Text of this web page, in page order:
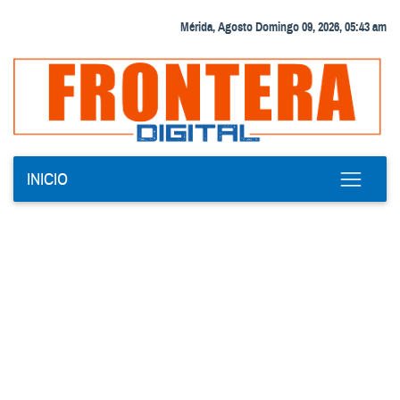
Mérida, Agosto Domingo 09, 2026, 05:43 am
INICIO